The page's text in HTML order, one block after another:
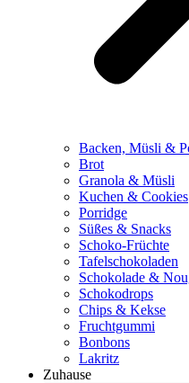
Backen, Müsli &
Brot
Granola & Müsli
Kuchen & Cookies
Porridge
Süßes & Snacks
Schoko-Früchte
Tafelschokoladen
Schokolade &
Schokodrops
Chips & Kekse
Fruchtgummi
Bonbons
Lakritz
Zuhause